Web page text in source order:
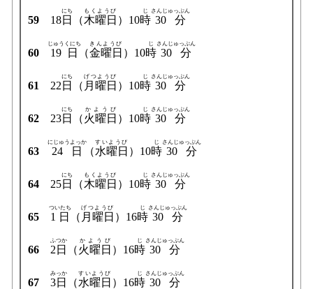
59 18日
にち
（木曜日
もくようび
）10時
じ
30分
さんじゅっぷん
60 19日
じゅうくにち
（金曜日
きんようび
）10時
じ
30分
さんじゅっぷん
61 22 日
にち
（ 月曜日
げつようび
）10時
じ
30分
さんじゅっぷん
62 23日
にち
（火曜日
かようび
）10時
じ
30分
さんじゅっぷん
63 24日
にじゅうよっか
（水曜日
すいようび
）10時
じ
30分
さんじゅっぷん
64 25日
にち
（木曜日
もくようび
）10時
じ
30分
さんじゅっぷん
65 1日
ついたち
（ 月曜日
げつようび
）16時
じ
30分
さんじゅっぷん
66 2日
ふつか
（火曜日
かようび
）16時
じ
30分
さんじゅっぷん
67 3日
みっか
（水曜日
すいようび
）16時
じ
30分
さんじゅっぷん